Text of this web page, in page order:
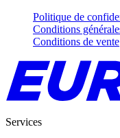
Politique de
Conditions
Conditions de vente
Services